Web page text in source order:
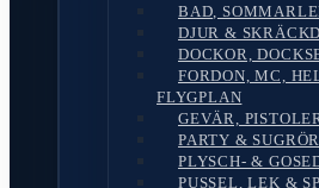
BAD,
DJUR &
DOCKOR,
FORDON, MC,
FLYGPLAN
GEVÄR,
PARTY & SUGRÖR
PLYSCH- &
PUSSEL, LEK &